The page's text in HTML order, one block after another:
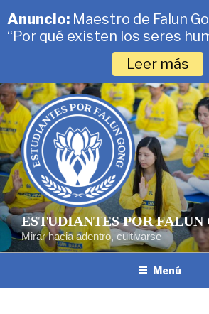
Saltar
al
contenido
ESTUDIANTES POR FALUN
Mirar hacia adentro, cultivarse
Menú
Anuncio: Maestro de Falun
“Por qué existen los seres
Leer más